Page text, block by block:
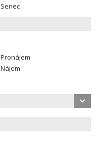
Senec
Pronájem
Nájem